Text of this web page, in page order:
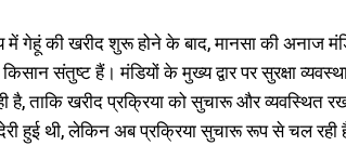
में गेहूं की खरीद शुरू होने के बाद, मानसा की
किसान संतुष्ट हैं। मंडियों के मुख्य द्वार पर सुरक्षा
ताकि खरीद प्रक्रिया को सुचारू और व्यवस्थित
थी, लेकिन अब प्रक्रिया सुचारू रूप से चल रही